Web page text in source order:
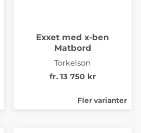
Exxet med x-ben
Matbord
Torkelson
fr. 13 750 kr
Fler varianter